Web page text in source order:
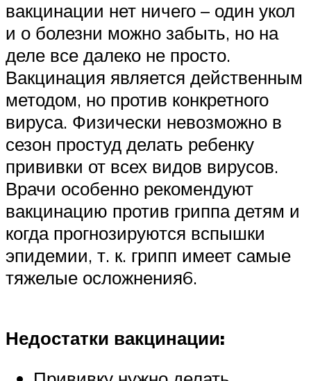
вакцинации нет ничего – один укол
и о болезни можно забыть, но на
деле все далеко не просто.
Вакцинация является действенным
методом, но против конкретного
вируса. Физически невозможно в
сезон простуд делать ребенку
прививки от всех видов вирусов.
Врачи особенно рекомендуют
вакцинацию против гриппа детям и
когда прогнозируются вспышки
эпидемии, т. к. грипп имеет самые
тяжелые осложнения6.
Недостатки вакцинации: